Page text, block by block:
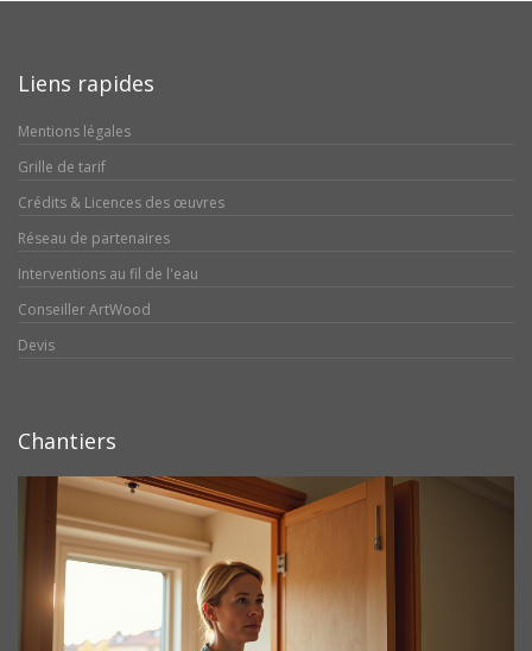
Liens rapides
Mentions légales
Grille de tarif
Crédits & Licences des œuvres
Réseau de partenaires
Interventions au fil de l'eau
Conseiller ArtWood
Devis
Chantiers